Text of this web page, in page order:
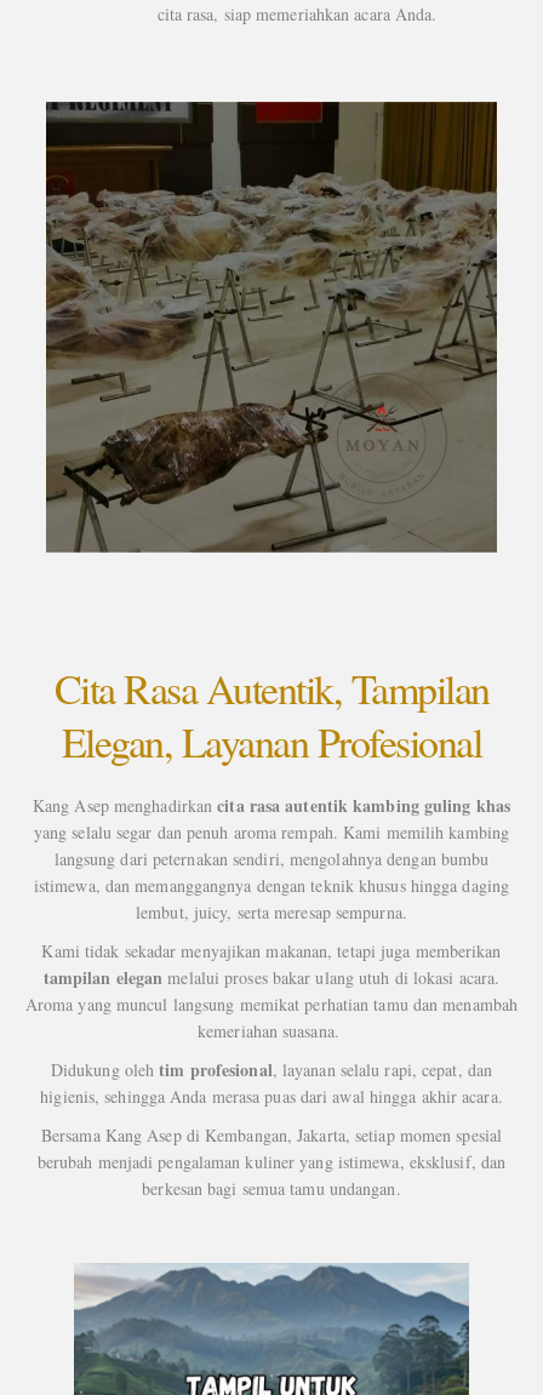
cita rasa, siap memeriahkan acara Anda.
Cita Rasa Autentik, Tampilan
Elegan, Layanan Profesional
Kang Asep menghadirkancita rasa autentik kambing guling khas
yang selalu segar dan penuh aroma rempah. Kami memilih kambing
langsung dari peternakan sendiri, mengolahnya dengan bumbu
istimewa, dan memanggangnya dengan teknik khusus hingga daging
lembut, juicy, serta meresap sempurna.
Kami tidak sekadar menyajikan makanan, tetapi juga memberikan
tampilan elegan melalui proses bakar ulang utuh di lokasi acara.
Aroma yang muncul langsung memikat perhatian tamu dan menambah
kemeriahan suasana.
Didukung olehtim profesional, layanan selalu rapi, cepat, dan
higienis, sehingga Anda merasa puas dari awal hingga akhir acara.
Bersama Kang Asep di Kembangan, Jakarta, setiap momen spesial
berubah menjadi pengalaman kuliner yang istimewa, eksklusif, dan
berkesan bagi semua tamu undangan.